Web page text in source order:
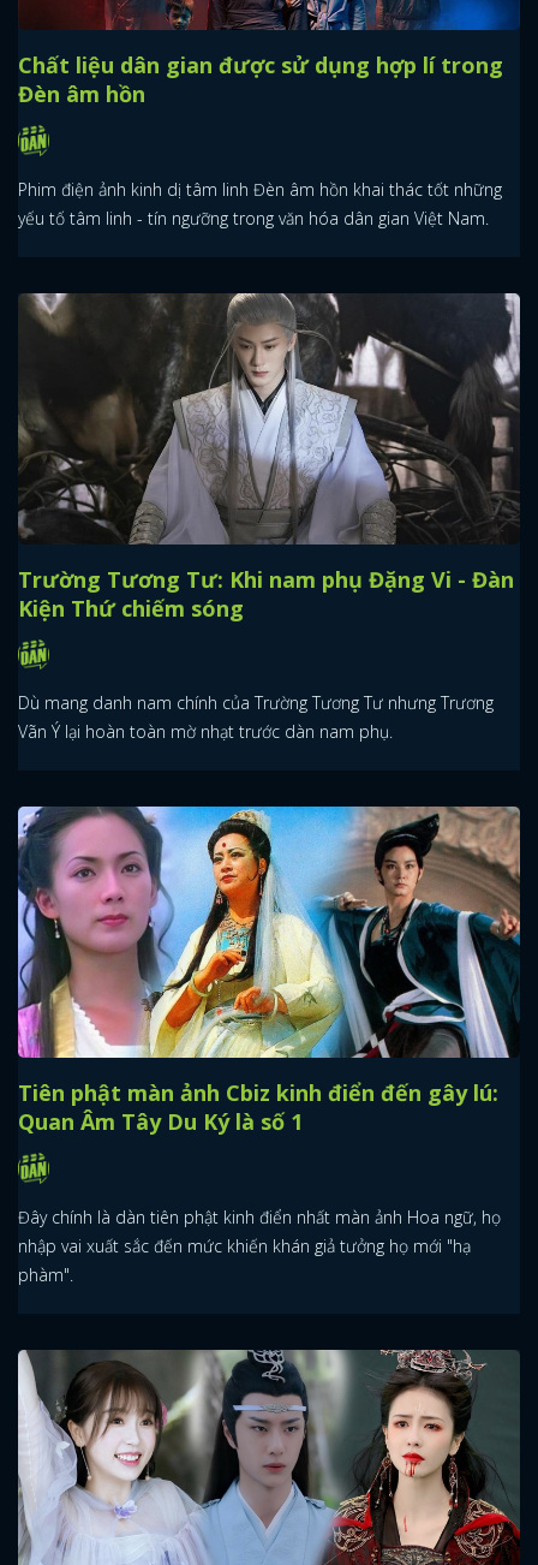
Chất liệu dân gian được sử dụng hợp lí trong
Đèn âm hồn
Phim điện ảnh kinh dị tâm linh Đèn âm hồn khai thác tốt những
yếu tố tâm linh - tín ngưỡng trong văn hóa dân gian Việt Nam.
Trường Tương Tư: Khi nam phụ Đặng Vi - Đàn
Kiện Thứ chiếm sóng
Dù mang danh nam chính của Trường Tương Tư nhưng Trương
Vãn Ý lại hoàn toàn mờ nhạt trước dàn nam phụ.
Tiên phật màn ảnh Cbiz kinh điển đến gây lú:
Quan Âm Tây Du Ký là số 1
Đây chính là dàn tiên phật kinh điển nhất màn ảnh Hoa ngữ, họ
nhập vai xuất sắc đến mức khiến khán giả tưởng họ mới "hạ
phàm".